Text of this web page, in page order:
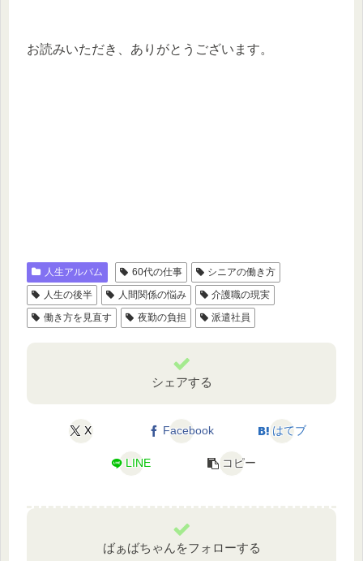
お読みいただき、ありがとうございます。
人生アルバム 60代の仕事
シニアの働き方
人生の後半
人間関係の悩み
介護職の現実
働き方を見直す
夜勤の負担 派遣社員
シェアする
X Facebook はてブ
LINE コピー
ばぁばちゃんをフォローする